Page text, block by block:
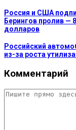
Россия и США
Берингов пролив —
долларов
Российский
из-за роста
Комментарий